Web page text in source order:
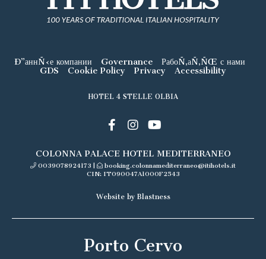
Ð”аннÑ‹е компании Governance
РабоÑ‚аÑ‚ÑŒ с нами
GDS
Cookie Policy Privacy Accessibility
HOTEL 4 STELLE OLBIA
COLONNA PALACE HOTEL MEDITERRANEO
0039078924173 |
booking.colonnamediterraneo@itihotels.it
CIN: IT090047A1000F2543
Website by Blastness
Porto Cervo